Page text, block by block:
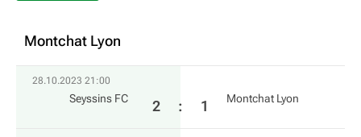
Montchat Lyon
28.10.2023 21:00
Seyssins FC 2 : 1 Montchat Lyon